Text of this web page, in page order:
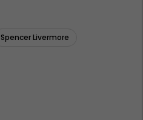
Spencer Livermore